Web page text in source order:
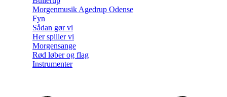
Morgenmusik Agedrup Odense
Fyn
Sådan gør vi
Her spiller vi
Morgensange
Rød løber og flag
Instrumenter